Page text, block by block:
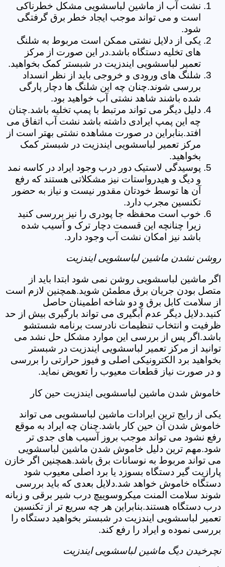
نشت آب از ماشین لباسشویی مشکل خطرناکی
است و می تواند موجب ایجاد خطر برق گرفتگی
شود.
یکی از دلایل نشتی ممکن است مربوط به شلنگ
های تخلیه دستگاه باشد.در این صورت از مرکز
تعمیر لباسشویی ایندزیت در شبستر کمک بخواهید.
شلنگ های ورودی و خروجی باید از نظر انسداد
بررسی شوند.چنان چه این شلنگ ها دچار پارگی
شده باشند شاهد نشتی آب خواهید بود.
دلیل دیگر می تواند مرتبط با پمپ تخلیه باشد.چنان
چه این پمپ ایرادی داشته باشد نشت آب اتفاق می
افتد.بنابراین در صورت مشاهده نشتی بهتر است از
مرکز تعمیر لباسشویی ایندزیت در شبستر کمک
بخواهید.
پوسیدگی لاستیک دور درب وجود ایراد در کاسه نمد
و دیگ و هیدرواستات نیز مشکلاتی هستند که رفع
آن ها توسط خودتان مقدور نیست و نیاز به حضور
تکنسین مجرب دارد.
خوب است محفظه جا پودری را نیز بررسی کنید
زیرا چنانچه این قسمت دچار ترک و آسیب شده
باشد نیز امکان نشت آب وجود دارد.
روشن نشدن ماشین لباسشویی ایندزیت
اگر ماشین لباسشویی روشن نمی شود ابتدا باید از
متصل بودن جریان برق مطمئن شوید.همچنین لازم است
از سلامت کابل برق و دو شاخه اطمینان حاصل
کنید.دلایل دیگر عدم آبگیری می تواند بارگیری بیش از حد
ظرفیت و انتخاب تنظیمات نادرست برنامه شستشو
باشد.اگر پس از بررسی این موارد مشکل حل نشد می
توانید از مرکز تعمیر لباسشویی ایندزیت در شبستر
بخواهید برد الکترونیکی اصلی و فیوز حرارتی را بررسی
و در صورت نیاز قطعات معیوب را تعویض نماید.
خاموش شدن ماشین لباسشویی ایندزیت حین کار
یکی از رایج ترین ایرادات ماشین لباسشویی می تواند
خاموش شدن آن حین کار باشد.چنان چه ایراد به موقع
رفع نشود می تواند موجب بروز آسیب های جدی تر
شود.مهم ترین دلیل خاموش شدن ماشین لباسشویی
می تواند مربوط به نوسانات برق باشد.همچنین اگر خازن
پارازیت گیر دستگاه بسوزد یا برد اصلی معیوب شود
دستگاه خاموش خواهد شد.دلایل بعدی که باید بررسی
شوند سلامت المنت میکروسوییچ درب شیر برقی و زبانه
درب دستگاه هستند.بنابراین هر چه سریع تر از تکنسین
تعمیر لباسشویی ایندزیت در شبستر بخواهید دستگاه را
بررسی نموده و ایراد را رفع کند.
نچرخیدن دیگ ماشین لباسشویی ایندزیت